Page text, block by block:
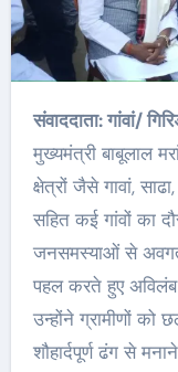
संवाददाता: गांवां/
मुख्यमंत्री बाबूलाल
क्षेत्रों जैसे गावां,
सहित कई गांवों का
जनसमस्याओं से अवगत
पहल करते हुए अविलंब
उन्होंने ग्रामीणों को
शौहार्दपूर्ण ढंग से